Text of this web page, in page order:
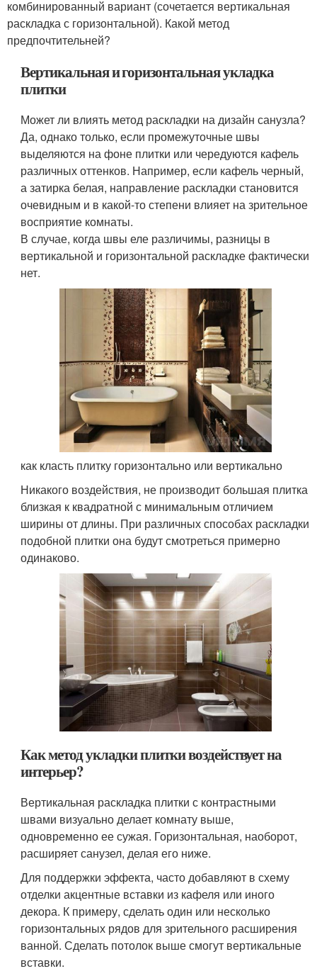
комбинированный вариант (сочетается вертикальная
раскладка с горизонтальной). Какой метод
предпочтительней?
Вертикальная и горизонтальная укладка
плитки
Может ли влиять метод раскладки на дизайн санузла?
Да, однако только, если промежуточные швы
выделяются на фоне плитки или чередуются кафель
различных оттенков. Например, если кафель черный,
а затирка белая, направление раскладки становится
очевидным и в какой-то степени влияет на зрительное
восприятие комнаты.
В случае, когда швы еле различимы, разницы в
вертикальной и горизонтальной раскладке фактически
нет.
как класть плитку горизонтально или вертикально
Никакого воздействия, не производит большая плитка
близкая к квадратной с минимальным отличием
ширины от длины. При различных способах раскладки
подобной плитки она будут смотреться примерно
одинаково.
Как метод укладки плитки воздействует на
интерьер?
Вертикальная раскладка плитки с контрастными
швами визуально делает комнату выше,
одновременно ее сужая. Горизонтальная, наоборот,
расширяет санузел, делая его ниже.
Для поддержки эффекта, часто добавляют в схему
отделки акцентные вставки из кафеля или иного
декора. К примеру, сделать один или несколько
горизонтальных рядов для зрительного расширения
ванной. Сделать потолок выше смогут вертикальные
вставки.